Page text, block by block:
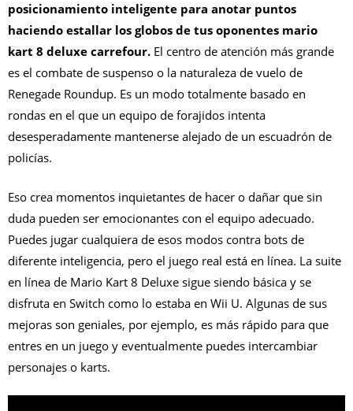
posicionamiento inteligente para anotar puntos
haciendo estallar los globos de tus oponentes mario
kart 8 deluxe carrefour. El centro de atención más grande
es el combate de suspenso o la naturaleza de vuelo de
Renegade Roundup. Es un modo totalmente basado en
rondas en el que un equipo de forajidos intenta
desesperadamente mantenerse alejado de un escuadrón de
policías.
Eso crea momentos inquietantes de hacer o dañar que sin
duda pueden ser emocionantes con el equipo adecuado.
Puedes jugar cualquiera de esos modos contra bots de
diferente inteligencia, pero el juego real está en línea. La suite
en línea de Mario Kart 8 Deluxe sigue siendo básica y se
disfruta en Switch como lo estaba en Wii U. Algunas de sus
mejoras son geniales, por ejemplo, es más rápido para que
entres en un juego y eventualmente puedes intercambiar
personajes o karts.